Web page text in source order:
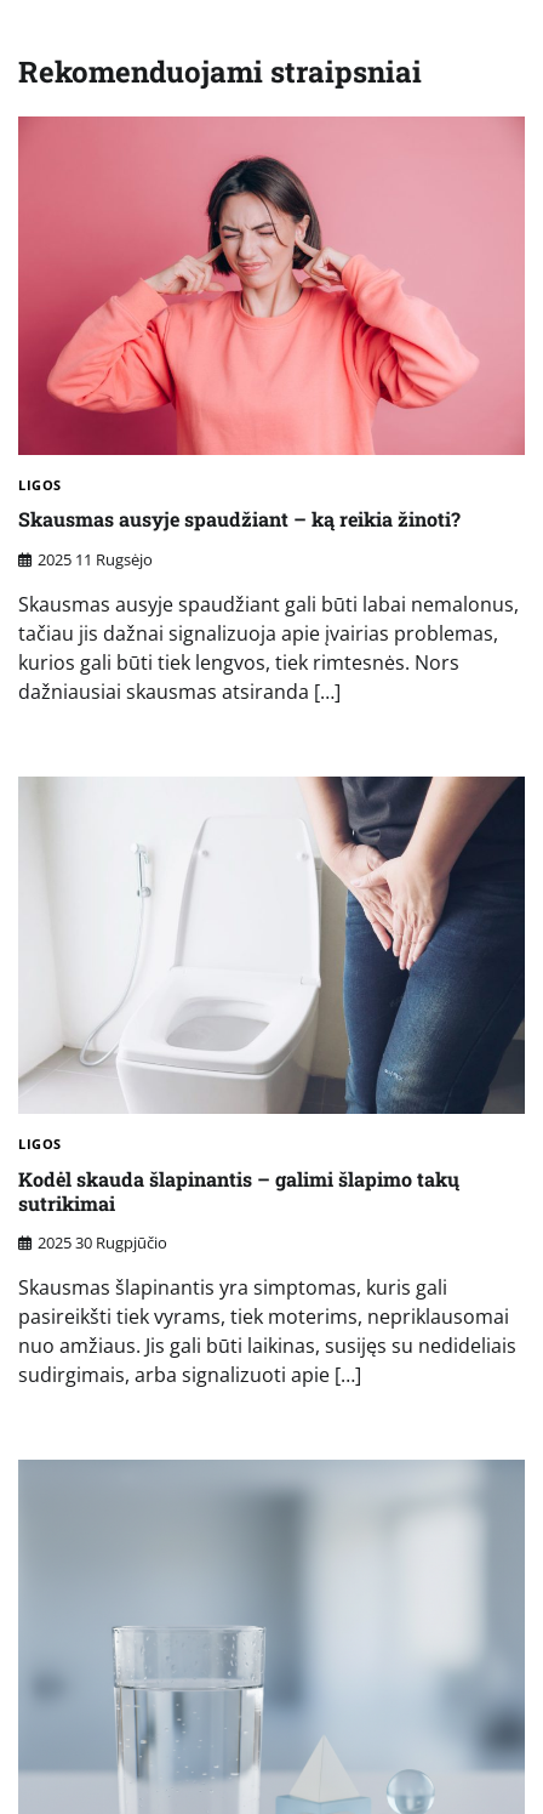
Rekomenduojami straipsniai
LIGOS
Skausmas ausyje spaudžiant – ką reikia žinoti?
2025 11 Rugsėjo
Skausmas ausyje spaudžiant gali būti labai nemalonus,
tačiau jis dažnai signalizuoja apie įvairias problemas,
kurios gali būti tiek lengvos, tiek rimtesnės. Nors
dažniausiai skausmas atsiranda […]
LIGOS
Kodėl skauda šlapinantis – galimi šlapimo takų
sutrikimai
2025 30 Rugpjūčio
Skausmas šlapinantis yra simptomas, kuris gali
pasireikšti tiek vyrams, tiek moterims, nepriklausomai
nuo amžiaus. Jis gali būti laikinas, susijęs su nedideliais
sudirgimais, arba signalizuoti apie […]